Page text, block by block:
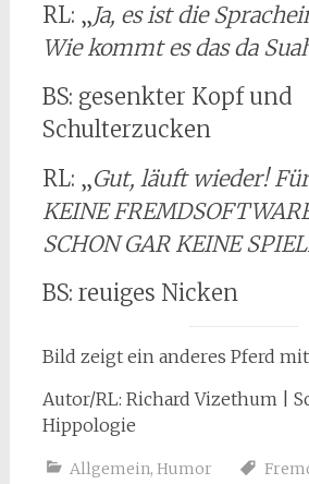
RL: „Ja, es ist die
Wie kommt es das da
BS: gesenkter Kopf und
Schulterzucken
RL: „Gut, läuft wieder!
KEINE
SCHON GAR KEINE
BS: reuiges Nicken
Bild zeigt ein anderes Pferd
Autor/RL: Richard Vizethum |
Hippologie
Allgemein, Humor